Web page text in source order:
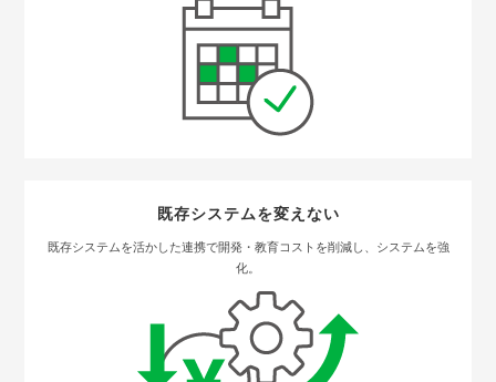
既存システムを変えない
既存システムを活かした連携で開発・教育コストを削減し、システムを強
化。